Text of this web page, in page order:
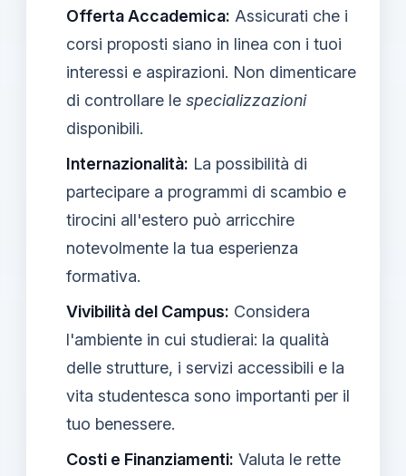
Offerta Accademica: Assicurati che i
corsi proposti siano in linea con i tuoi
interessi e aspirazioni. Non dimenticare
di controllare le specializzazioni
disponibili.
Internazionalità: La possibilità di
partecipare a programmi di scambio e
tirocini all'estero può arricchire
notevolmente la tua esperienza
formativa.
Vivibilità del Campus: Considera
l'ambiente in cui studierai: la qualità
delle strutture, i servizi accessibili e la
vita studentesca sono importanti per il
tuo benessere.
Costi e Finanziamenti: Valuta le rette